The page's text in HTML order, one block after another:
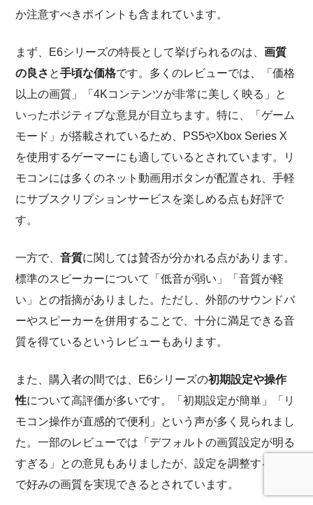
か注意すべきポイントも含まれています。
まず、E6シリーズの特長として挙げられるのは、画質
の良さ と手頃な価格です。多くのレビューでは、「価格
以上の画質」「4Kコンテンツが非常に美しく映る」と
いったポジティブな意見が目立ちます。特に、「ゲーム
モード」が搭載されているため、PS5やXbox Series X
を使用するゲーマーにも適しているとされています。リ
モコンには多くのネット動画用ボタンが配置され、手軽
にサブスクリプションサービスを楽しめる点も好評で
す。
一方で、音質に関しては賛否が分かれる点があります。
標準のスピーカーについて「低音が弱い」「音質が軽
い」との指摘がありました。ただし、外部のサウンドバ
ーやスピーカーを併用することで、十分に満足できる音
質を得ているというレビューもあります。
また、購入者の間では、E6シリーズの初期設定や操作
性について高評価が多いです。「初期設定が簡単」「リ
モコン操作が直感的で便利」という声が多く見られまし
た。一部のレビューでは「デフォルトの画質設定が明る
すぎる」との意見もありましたが、設定を調整すること
で好みの画質を実現できるとされています。